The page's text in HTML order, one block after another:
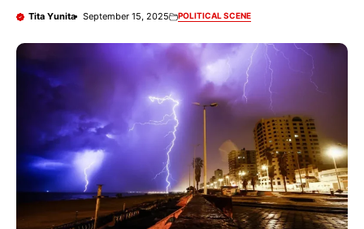
Tita Yunita September 15, 2025 POLITICAL SCENE